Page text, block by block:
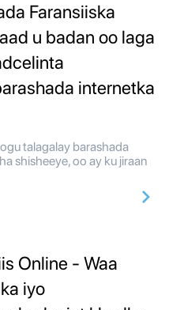
Faransiiska
u badan oo laga
internetka
talagalay barashada
shisheeye, oo ay ku jiraan
Online - Waa
iyo